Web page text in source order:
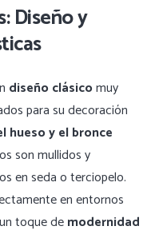
Diseño y
diseño clásicomuy
para su decoración
hueso y el bronce
son mullidos y
en seda o terciopelo.
en entornos
toque demodernidad